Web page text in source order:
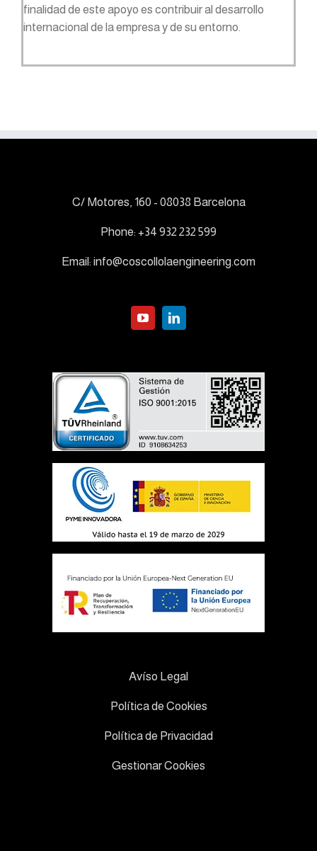
finalidad de este apoyo es contribuir al desarrollo
internacional de la empresa y de su entorno.
C/ Motores, 160 - 08038 Barcelona
Phone: +34 932 232 599
Email: info@coscollolaengineering.com
Avíso Legal
Política de Cookies
Política de Privacidad
Gestionar Cookies